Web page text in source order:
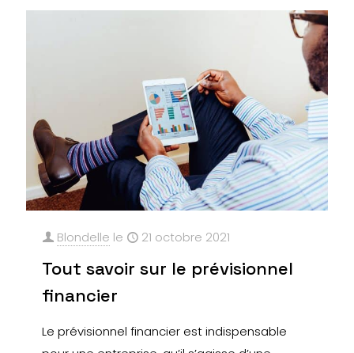
Blondelle le 21 octobre 2021
Tout savoir sur le prévisionnel
financier
Le prévisionnel financier est indispensable